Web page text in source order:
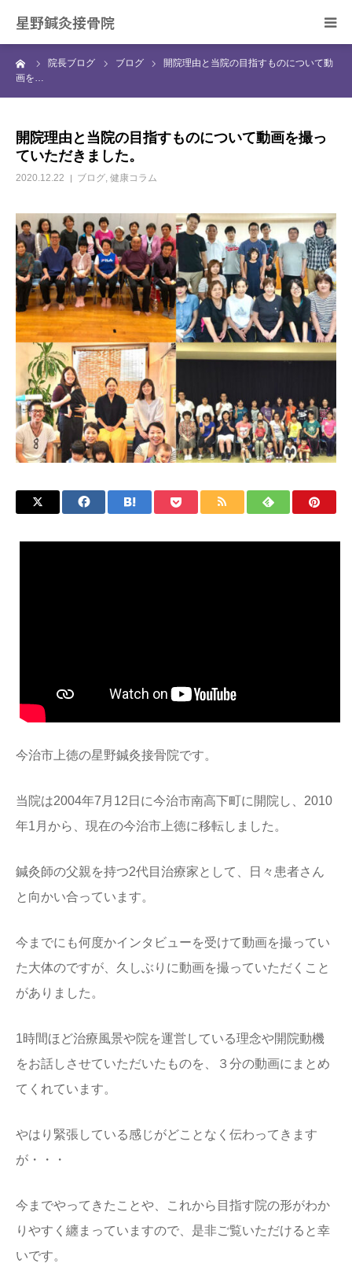
星野鍼灸接骨院
院長ブログ ブログ
開院理由と当院の目指すものについて動
画を…
開院理由と当院の目指すものについて動画を撮っ
ていただきました。
2020.12.22 ブログ, 健康コラム
今治市上徳の星野鍼灸接骨院です。
当院は2004年7月12日に今治市南高下町に開院し、2010
年1月から、現在の今治市上徳に移転しました。
鍼灸師の父親を持つ2代目治療家として、日々患者さん
と向かい合っています。
今までにも何度かインタビューを受けて動画を撮ってい
た大体のですが、久しぶりに動画を撮っていただくこと
がありました。
1時間ほど治療風景や院を運営している理念や開院動機
をお話しさせていただいたものを、３分の動画にまとめ
てくれています。
やはり緊張している感じがどことなく伝わってきます
が・・・
今までやってきたことや、これから目指す院の形がわか
りやすく纏まっていますので、是非ご覧いただけると幸
いです。
ホーム
症状別の治療について
院長ブログ
ご予約・お問合せ
アクセス